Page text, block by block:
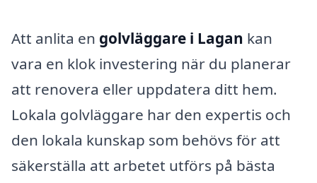
Att anlita en golvläggare i Lagan kan
vara en klok investering när du planerar
att renovera eller uppdatera ditt hem.
Lokala golvläggare har den expertis och
den lokala kunskap som behövs för att
säkerställa att arbetet utförs på bästa